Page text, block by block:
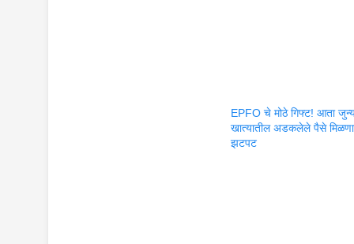
EPFO चे मोठे गिफ्ट! आता
खात्यातील अडकलेले पैसे
झटपट